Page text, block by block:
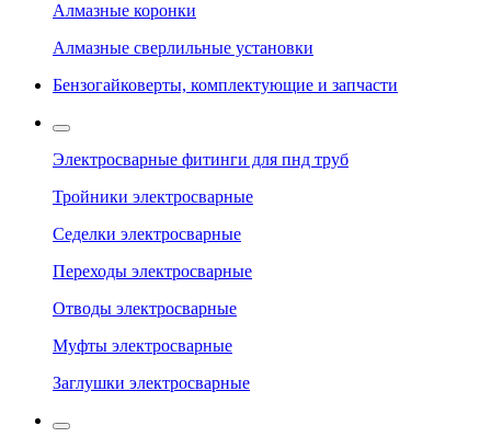
Алмазные коронки
Алмазные сверлильные установки
Бензогайковерты, комплектующие и запчасти
Электросварные фитинги для пнд труб
Тройники электросварные
Седелки электросварные
Переходы электросварные
Отводы электросварные
Муфты электросварные
Заглушки электросварные